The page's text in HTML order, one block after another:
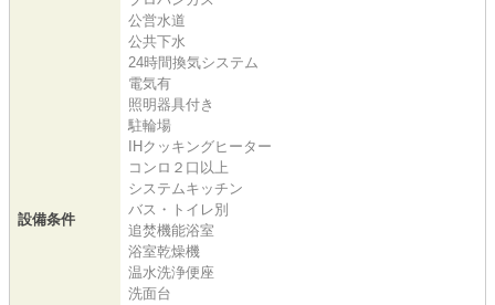
設備条件
公営水道
公共下水
24時間換気システム
電気有
照明器具付き
駐輪場
IHクッキングヒーター
コンロ２口以上
システムキッチン
バス・トイレ別
追焚機能浴室
浴室乾燥機
温水洗浄便座
洗面台